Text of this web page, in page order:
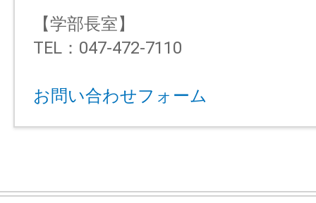
【学部長室】
TEL：047-472-7110
お問い合わせフォーム